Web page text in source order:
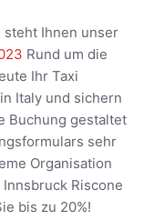
Ihnen unser
Rund um die
Ihr Taxi
Italy und sichern
Buchung gestaltet
sehr
Organisation
Riscone
bis zu 20%!